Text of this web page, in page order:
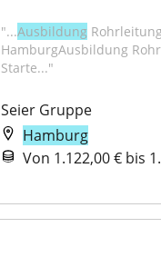
"...Ausbildung
HamburgAusbildung
Starte..."
Seier Gruppe
Hamburg
Von 1.122,00 € bis